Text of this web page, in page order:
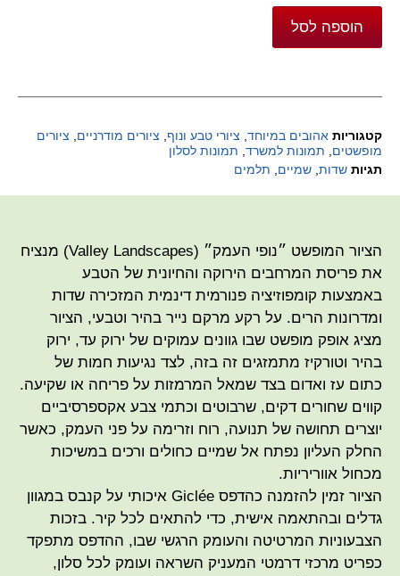
הוספה לסל
קטגוריות אהובים במיוחד, ציורי טבע ונוף, ציורים מודרניים, ציורים
מופשטים, תמונות למשרד, תמונות לסלון
תגיות שדות, שמיים, תלמים
הציור המופשט ״נופי העמק״ (Valley Landscapes) מנציח
את פריסת המרחבים הירוקה והחיונית של הטבע
באמצעות קומפוזיציה פנורמית דינמית המזכירה שדות
ומדרונות הרים. על רקע מרקם נייר בהיר וטבעי, הציור
מציג אופק מופשט שבו גוונים עמוקים של ירוק עד, ירוק
בהיר וטורקיז מתמזגים זה בזה, לצד נגיעות חמות של
כתום עז ואדום בצד שמאל המרמזות על פריחה או שקיעה.
קווים שחורים דקים, שרבוטים וכתמי צבע אקספרסיביים
יוצרים תחושה של תנועה, רוח וזרימה על פני העמק, כאשר
החלק העליון נפתח אל שמיים כחולים ורכים במשיכות
מכחול אווריריות.
הציור זמין להזמנה כהדפס Giclée איכותי על קנבס במגוון
גדלים ובהתאמה אישית, כדי להתאים לכל קיר. בזכות
הצבעוניות המרטיטה והעומק הרגשי שבו, ההדפס מתפקד
כפריט מרכזי דרמטי המעניק השראה ועומק לכל סלון,